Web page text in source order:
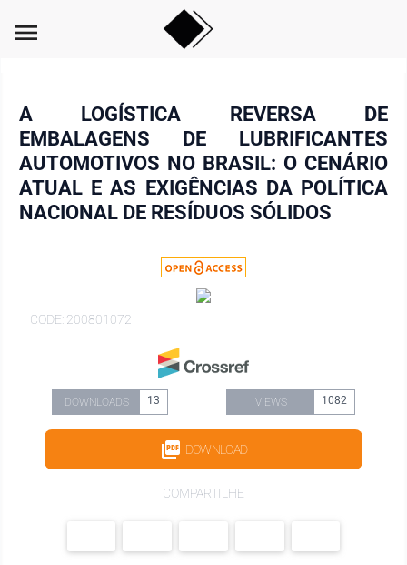
menu
A LOGÍSTICA REVERSA DE
EMBALAGENS DE LUBRIFICANTES
AUTOMOTIVOS NO BRASIL: O CENÁRIO
ATUAL E AS EXIGÊNCIAS DA POLÍTICA
NACIONAL DE RESÍDUOS SÓLIDOS
CODE: 200801072
DOWNLOADS 13 VIEWS 1082
DOWNLOAD
COMPARTILHE